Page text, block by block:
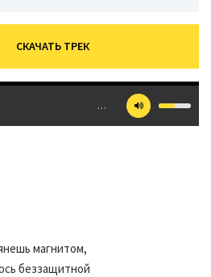
СКАЧАТЬ ТРЕК
…
магнитом,
беззащитной